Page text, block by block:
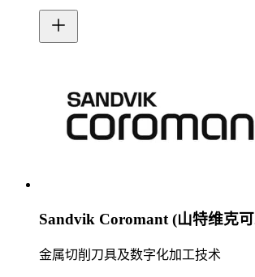
Sandvik Coromant (山特维克
金属切削刀具及数字化加工技术